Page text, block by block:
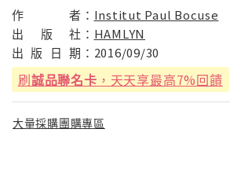
作 者： Institut Paul Bocuse
出
版 社： HAMLYN
出 版 日 期： 2016/09/30
刷誠品聯名卡 ，天天享最高7%回饋
大量採購團購專區